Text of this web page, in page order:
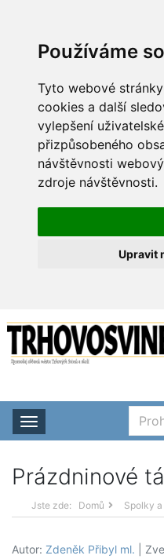
Používáme
Tyto webové
cookies a další
vylepšení
přizpůsobeného
návštěvnosti
zdroje návštěvnosti.
Upravit
Rozbalit nabídku
Prázdninové
Jste zde: Domů Spolky
Autor: Zdeněk Přibyl ml. |